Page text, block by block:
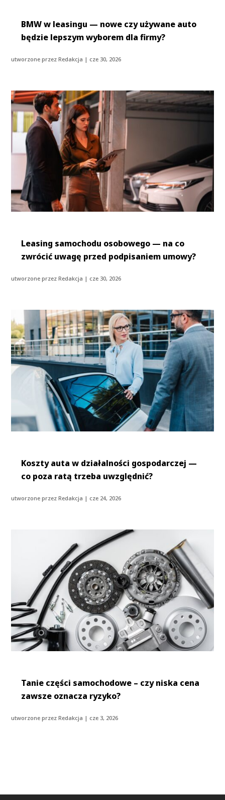
BMW w leasingu — nowe czy używane auto
będzie lepszym wyborem dla firmy?
utworzone przezRedakcja | cze 30, 2026
Leasing samochodu osobowego — na co
zwrócić uwagę przed podpisaniem umowy?
utworzone przezRedakcja | cze 30, 2026
Koszty auta w działalności gospodarczej —
co poza ratą trzeba uwzględnić?
utworzone przezRedakcja | cze 24, 2026
Tanie części samochodowe – czy niska cena
zawsze oznacza ryzyko?
utworzone przezRedakcja | cze 3, 2026